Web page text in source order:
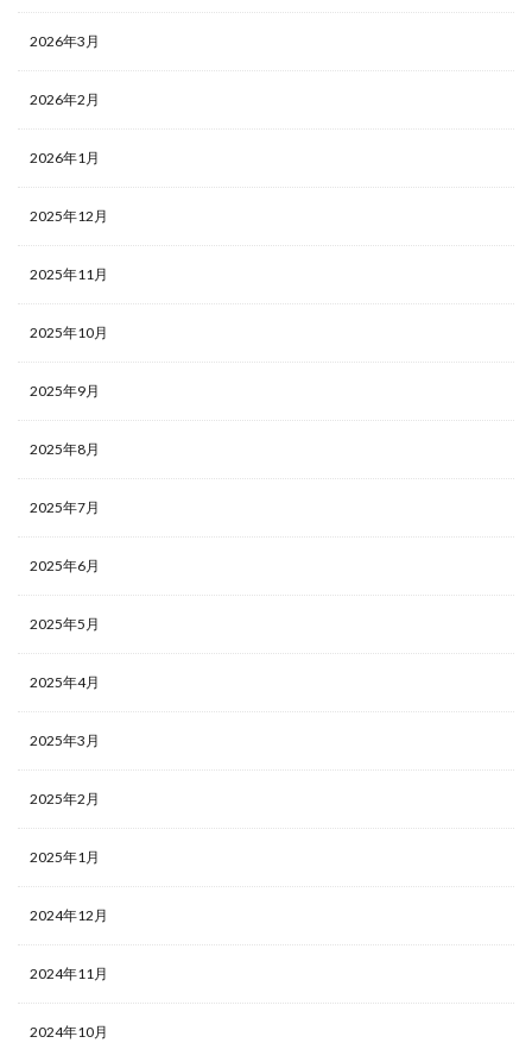
2026年3月
2026年2月
2026年1月
2025年12月
2025年11月
2025年10月
2025年9月
2025年8月
2025年7月
2025年6月
2025年5月
2025年4月
2025年3月
2025年2月
2025年1月
2024年12月
2024年11月
2024年10月